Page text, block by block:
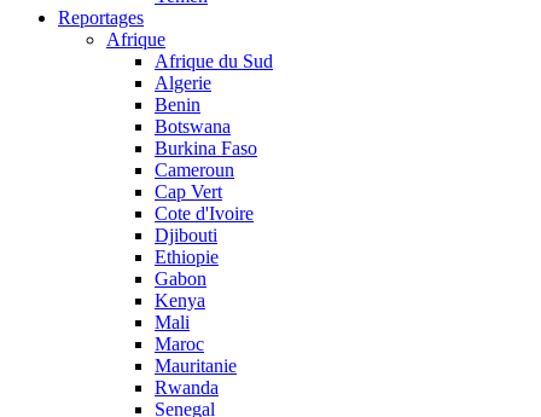
Reportages
Afrique
Afrique du Sud
Algerie
Benin
Botswana
Burkina Faso
Cameroun
Cap Vert
Cote d'Ivoire
Djibouti
Ethiopie
Gabon
Kenya
Mali
Maroc
Mauritanie
Rwanda
Senegal